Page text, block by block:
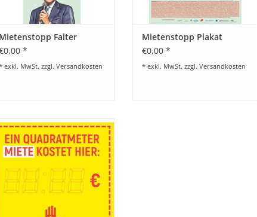
Mietenstopp Falter
*
exkl. MwSt. zzgl. Versandkosten
Mietenstopp Plakat
€0,00 *
* exkl. MwSt. zzgl. Versandkosten
Aufkleber Mietpreis